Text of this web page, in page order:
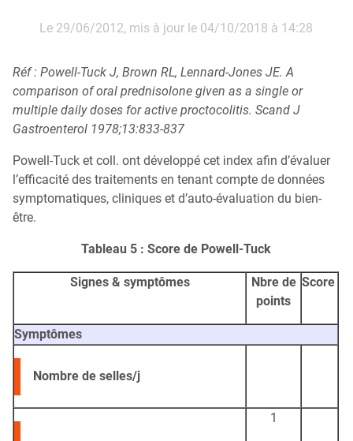
Le 29/06/2012, mis à jour le 04/10/2018 à 14:28
Réf : Powell-Tuck J, Brown RL, Lennard-Jones JE. A
comparison of oral prednisolone given as a single or
multiple daily doses for active proctocolitis. Scand J
Gastroenterol 1978;13:833-837
Powell-Tuck et coll. ont développé cet index afin d’évaluer
l’efficacité des traitements en tenant compte de données
symptomatiques, cliniques et d’auto-évaluation du bien-
être.
Tableau 5 : Score de Powell-Tuck
Signes & symptômes
Nbre de
points
Score
Symptômes
Nombre de selles/j
1
Commission MICI
Motricité
Nutrition
Proctologie
Cellule d’Aide à la Recherche Clinique
Nutrition
Rectum et anus
Tube digestif
Annuaire
Colobox
My MICI Book
Qu’est-ce que la coloscopie ?